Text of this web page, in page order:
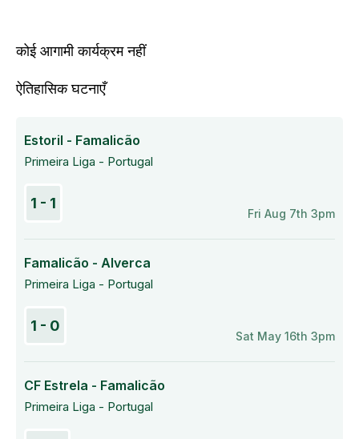
कोई आगामी कार्यक्रम नहीं
ऐतिहासिक घटनाएँ
Estoril - Famalicão
Primeira Liga - Portugal
1 - 1
Fri Aug 7th 3pm
Famalicão - Alverca
Primeira Liga - Portugal
1 - 0
Sat May 16th 3pm
CF Estrela - Famalicão
Primeira Liga - Portugal